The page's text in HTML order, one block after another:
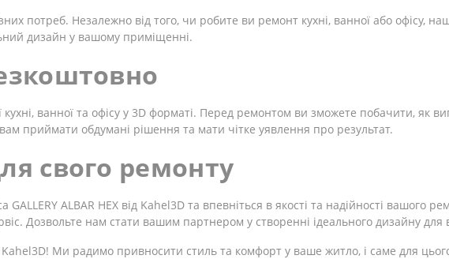
потреб. Незалежно від того, чи робите ви ремонт кухні, ванної або офісу,
дизайн у вашому приміщенні.
ванної та офісу у 3D форматі. Перед ремонтом ви зможете побачити, як
приймати обдумані рішення та мати чітке уявлення про результат.
свого ремонту
ALBAR HEX від Kahel3D та впевніться в якості та надійності вашого
Дозвольте нам стати вашим партнером у створенні ідеального дизайну для
Ми радимо привносити стиль та комфорт у ваше житло, і саме для